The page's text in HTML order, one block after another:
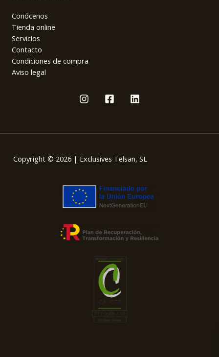
Conócenos
Tienda online
Servicios
Contacto
Condiciones de compra
Aviso legal
Copyright © 2026 | Exclusives Telsan, SL